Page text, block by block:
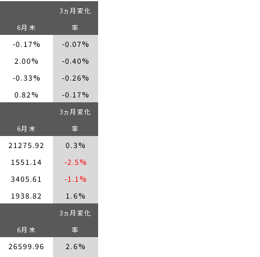
6月末
3ヵ月変化
率
-0.17%
-0.07%
2.00%
-0.40%
-0.33%
-0.26%
0.82% -0.17%
6月末
3ヵ月変化
率
21275.92
0.3%
1551.14
-2.5%
3405.61
-1.1%
1938.82 1.6%
6月末
3ヵ月変化
率
26599.96
2.6%